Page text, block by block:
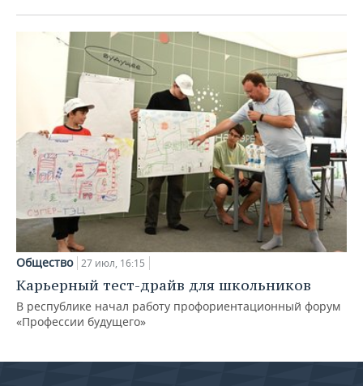
Общество 27 июл, 16:15
Карьерный тест-драйв для школьников
В республике начал работу профориентационный форум
«Профессии будущего»